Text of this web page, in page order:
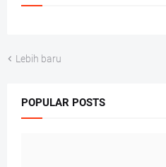
Lebih baru
POPULAR POSTS